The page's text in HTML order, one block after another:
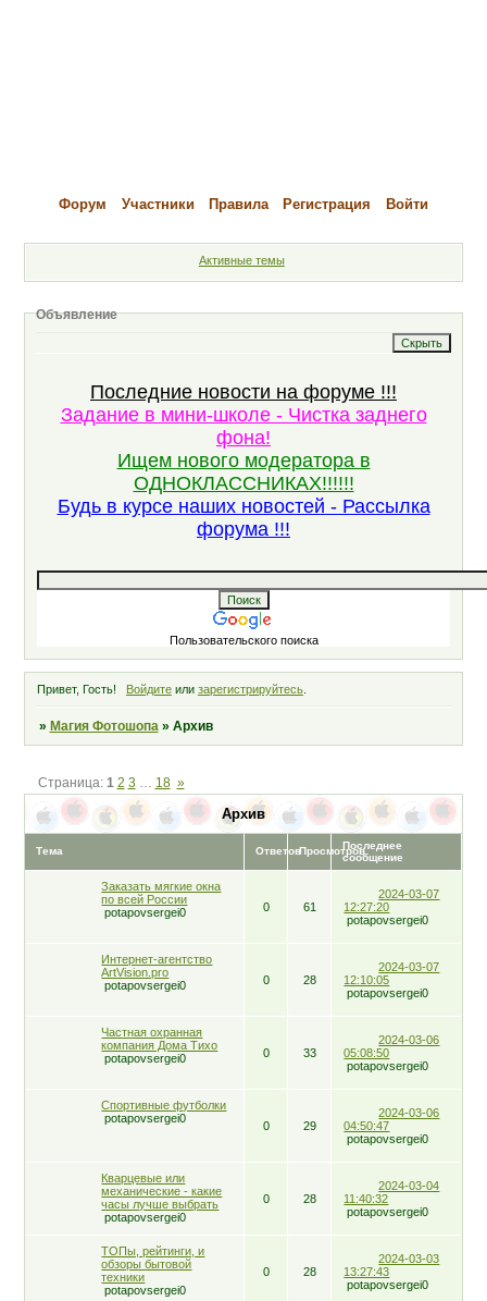
Форум Участники Правила Регистрация Войти
Активные темы
Объявление
Последние новости на форуме !!!
Задание в мини-школе - Чистка заднего
фона!
Ищем нового модератора в
ОДНОКЛАССНИКАХ!!!!!!
Будь в курсе наших новостей - Рассылка
форума !!!
Пользовательского поиска
Привет, Гость! Войдитеили зарегистрируйтесь.
» Магия Фотошопа » Архив
Архив
Страница: 1 2 3 18 »
Тема ОтветовПросмотровПоследнее
сообщение
Заказать мягкие окна
по всей России
potapovsergei0
0 61
2024-03-07
12:27:20
potapovsergei0
Интернет-агентство
ArtVision.pro
potapovsergei0
0 28
2024-03-07
12:10:05
potapovsergei0
Частная охранная
компания Дома Тихо
potapovsergei0
0 33
2024-03-06
05:08:50
potapovsergei0
Спортивные футболки
potapovsergei0
0 29
2024-03-06
04:50:47
potapovsergei0
Кварцевые или
механические - какие
часы лучше выбрать
potapovsergei0
0 28
2024-03-04
11:40:32
potapovsergei0
ТОПы, рейтинги, и
обзоры бытовой
техники
potapovsergei0
0 28
2024-03-03
13:27:43
potapovsergei0